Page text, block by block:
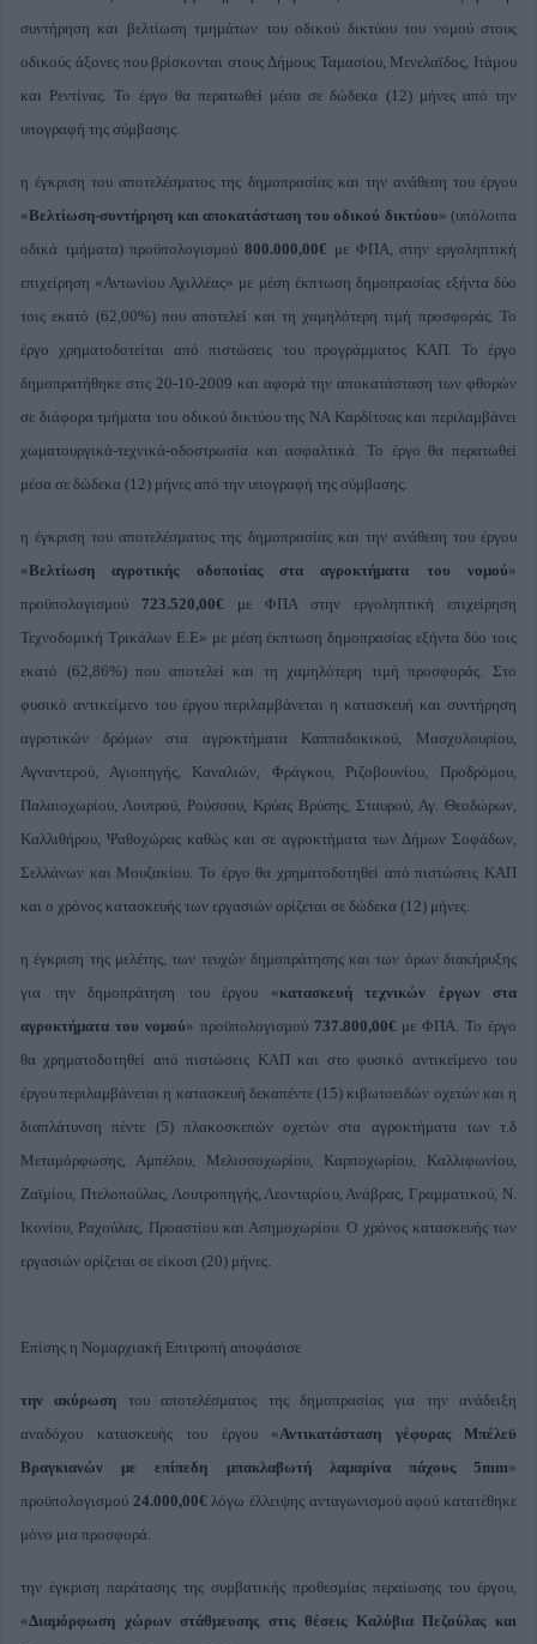
συντήρηση και βελτίωση τμημάτων του οδικού δικτύου του νομού στους
οδικούς άξονες που βρίσκονται στους Δήμους Ταμασίου, Μενελαϊδος, Ιτάμου
και Ρεντίνας. Το έργο θα περατωθεί μέσα σε δώδεκα (12) μήνες από την
υπογραφή της σύμβασης.
η έγκριση του αποτελέσματος της δημοπρασίας και την ανάθεση του έργου
«Βελτίωση-συντήρηση και αποκατάσταση του οδικού δικτύου» (υπόλοιπα
οδικά τμήματα) προϋπολογισμού800.000,00€ με ΦΠΑ, στην εργοληπτική
επιχείρηση «Αντωνίου Αχιλλέας» με μέση έκπτωση δημοπρασίας εξήντα δύο
τοις εκατό (62,00%) που αποτελεί και τη χαμηλότερη τιμή προσφοράς. Το
έργο χρηματοδοτείται από πιστώσεις του προγράμματος ΚΑΠ. Το έργο
δημοπρατήθηκε στις 20-10-2009 και αφορά την αποκατάσταση των φθορών
σε διάφορα τμήματα του οδικού δικτύου της ΝΑ Καρδίτσας και περιλαμβάνει
χωματουργικά-τεχνικά-οδοστρωσία και ασφαλτικά. Το έργο θα περατωθεί
μέσα σε δώδεκα (12) μήνες από την υπογραφή της σύμβασης.
η έγκριση του αποτελέσματος της δημοπρασίας και την ανάθεση του έργου
«Βελτίωση αγροτικής οδοποιίας στα αγροκτήματα του νομού»
προϋπολογισμού 723.520,00€ με ΦΠΑ στην εργοληπτική επιχείρηση
Τεχνοδομική Τρικάλων Ε.Ε» με μέση έκπτωση δημοπρασίας εξήντα δύο τοις
εκατό (62,86%) που αποτελεί και τη χαμηλότερη τιμή προσφοράς. Στο
φυσικό αντικείμενο του έργου περιλαμβάνεται η κατασκευή και συντήρηση
αγροτικών δρόμων στα αγροκτήματα Καππαδοκικού, Μασχολουρίου,
Αγναντερού, Αγιοπηγής, Καναλιών, Φράγκου, Ριζοβουνίου, Προδρόμου,
Παλαιοχωρίου, Λουτρού, Ρούσσου, Κρύας Βρύσης, Σταυρού, Αγ. Θεοδώρων,
Καλλιθήρου, Ψαθοχώρας καθώς και σε αγροκτήματα των Δήμων Σοφάδων,
Σελλάνων και Μουζακίου. Το έργο θα χρηματοδοτηθεί από πιστώσεις ΚΑΠ
και ο χρόνος κατασκευής των εργασιών ορίζεται σε δώδεκα (12) μήνες.
η έγκριση της μελέτης, των τευχών δημοπράτησης και των όρων διακήρυξης
για την δημοπράτηση του έργου «κατασκευή τεχνικών έργων στα
αγροκτήματα του νομού» προϋπολογισμού 737.800,00€ με ΦΠΑ. Το έργο
θα χρηματοδοτηθεί από πιστώσεις ΚΑΠ και στο φυσικό αντικείμενο του
έργου περιλαμβάνεται η κατασκευή δεκαπέντε (15) κιβωτοειδών οχετών και η
διαπλάτυνση πέντε (5) πλακοσκεπών οχετών στα αγροκτήματα των τ.δ
Μεταμόρφωσης, Αμπέλου, Μελισσοχωρίου, Καρποχωρίου, Καλλιφωνίου,
Ζαϊμίου, Πτελοπούλας, Λουτροπηγής, Λεονταρίου, Ανάβρας, Γραμματικού, Ν.
Ικονίου, Ραχούλας, Προαστίου και Ασημοχωρίου. Ο χρόνος κατασκευής των
εργασιών ορίζεται σε είκοσι (20) μήνες.
Επίσης η Νομαρχιακή Επιτροπή αποφάσισε
την ακύρωση του αποτελέσματος της δημοπρασίας για την ανάδειξη
αναδόχου κατασκευής του έργου «Αντικατάσταση γέφυρας Μπέλεϋ
Βραγκιανών με επίπεδη μπακλαβωτή λαμαρίνα πάχους 5mm»
προϋπολογισμού 24.000,00€ λόγω έλλειψης ανταγωνισμού αφού κατατέθηκε
μόνο μια προσφορά.
την έγκριση παράτασης της συμβατικής προθεσμίας περαίωσης του έργου,
«Διαμόρφωση χώρων στάθμευσης στις θέσεις Καλύβια Πεζούλας και